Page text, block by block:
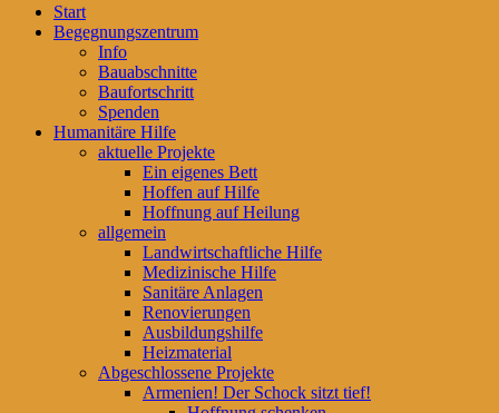
Primäres
Menü
Start
Begegnungszentrum
Info
Bauabschnitte
Baufortschritt
Spenden
Humanitäre Hilfe
aktuelle Projekte
Ein eigenes Bett
Hoffen auf Hilfe
Hoffnung auf Heilung
allgemein
Landwirtschaftliche Hilfe
Medizinische Hilfe
Sanitäre Anlagen
Renovierungen
Ausbildungshilfe
Heizmaterial
Abgeschlossene Projekte
Armenien! Der Schock sitzt tief!